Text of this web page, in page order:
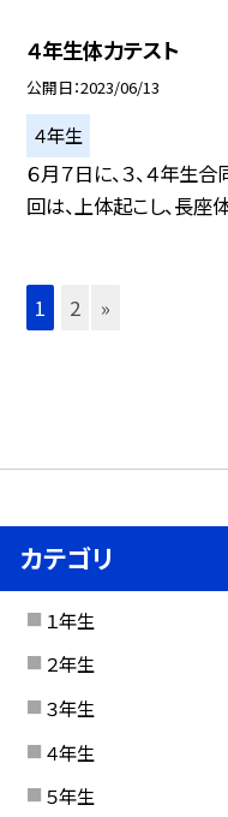
４年生体力テスト
公開日 2023/06/13
４年生
６月７日に、３、４年生
回は、上体起こし、長座
1 2 »
カテゴリ
１年生
２年生
３年生
４年生
５年生